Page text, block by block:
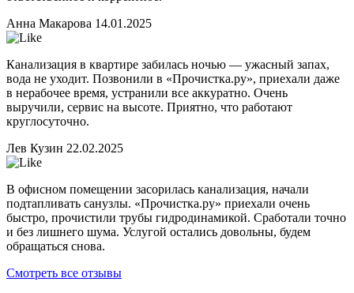
Анна Макарова 14.01.2025
Канализация в квартире забилась ночью — ужасный запах,
вода не уходит. Позвонили в «Прочистка.ру», приехали даже
в нерабочее время, устранили все аккуратно. Очень
выручили, сервис на высоте. Приятно, что работают
круглосуточно.
Лев Кузин 22.02.2025
В офисном помещении засорилась канализация, начали
подтапливать санузлы. «Прочистка.ру» приехали очень
быстро, прочистили трубы гидродинамикой. Сработали точно
и без лишнего шума. Услугой остались довольны, будем
обращаться снова.
Смотреть все отзывы